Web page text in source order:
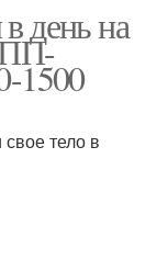
день на
ПП-
1500
тело в